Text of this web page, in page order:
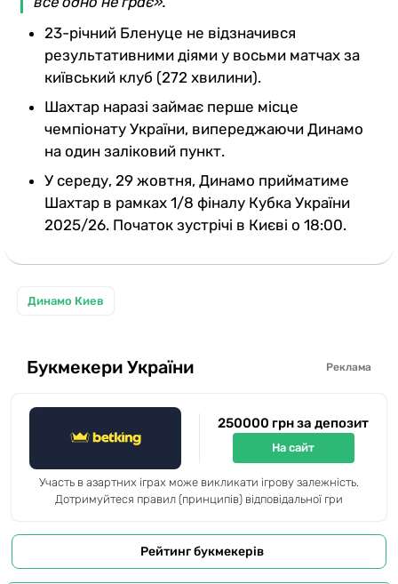
23-річний Бленуце не відзначився
результативними діями у восьми матчах за
київський клуб (272 хвилини).
Шахтар наразі займає перше місце
чемпіонату України, випереджаючи Динамо
на один заліковий пункт.
У середу, 29 жовтня, Динамо прийматиме
Шахтар в рамках 1/8 фіналу Кубка України
2025/26. Початок зустрічі в Києві о 18:00.
Динамо Киев
Букмекери України Реклама
250000 грн за депозит
На сайт
Участь в азартних іграх може викликати ігрову залежність.
Дотримуйтеся правил (принципів) відповідальної гри
Рейтинг букмекерів